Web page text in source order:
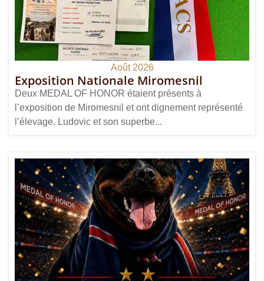
Août 2026
Exposition Nationale Miromesnil
Deux MEDAL OF HONOR étaient présents à
l’exposition de Miromesnil et ont dignement représenté
l’élevage. Ludovic et son superbe...